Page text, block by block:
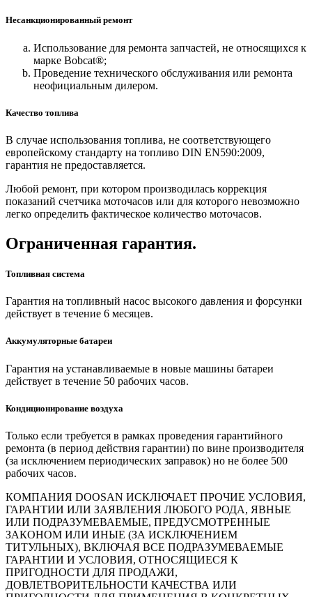
Несанкционированный ремонт
Использование для ремонта запчастей, не относящихся к
марке Bobcat®;
Проведение технического обслуживания или ремонта
неофициальным дилером.
Качество топлива
В случае использования топлива, не соответствующего
европейскому стандарту на топливо DIN EN590:2009,
гарантия не предоставляется.
Любой ремонт, при котором производилась коррекция
показаний счетчика моточасов или для которого невозможно
легко определить фактическое количество моточасов.
Ограниченная гарантия.
Топливная система
Гарантия на топливный насос высокого давления и форсунки
действует в течение 6 месяцев.
Аккумуляторные батареи
Гарантия на устанавливаемые в новые машины батареи
действует в течение 50 рабочих часов.
Кондиционирование воздуха
Только если требуется в рамках проведения гарантийного
ремонта (в период действия гарантии) по вине производителя
(за исключением периодических заправок) но не более 500
рабочих часов.
КОМПАНИЯ DOOSAN ИСКЛЮЧАЕТ ПРОЧИЕ УСЛОВИЯ,
ГАРАНТИИ ИЛИ ЗАЯВЛЕНИЯ ЛЮБОГО РОДА, ЯВНЫЕ
ИЛИ ПОДРАЗУМЕВАЕМЫЕ, ПРЕДУСМОТРЕННЫЕ
ЗАКОНОМ ИЛИ ИНЫЕ (ЗА ИСКЛЮЧЕНИЕМ
ТИТУЛЬНЫХ), ВКЛЮЧАЯ ВСЕ ПОДРАЗУМЕВАЕМЫЕ
ГАРАНТИИ И УСЛОВИЯ, ОТНОСЯЩИЕСЯ К
ПРИГОДНОСТИ ДЛЯ ПРОДАЖИ,
ДОВЛЕТВОРИТЕЛЬНОСТИ КАЧЕСТВА ИЛИ